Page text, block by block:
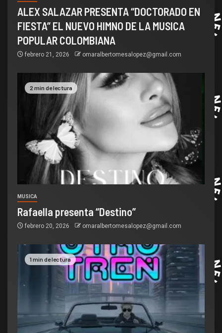
ALEX SALAZAR PRESENTA “DOCTORADO EN
FIESTA” EL NUEVO HIMNO DE LA MUSICA
POPULAR COLOMBIANA
febrero 21, 2026 omaralbertomesalopez@gmail.com
2 min de lectura
MUSICA
Rafaella presenta “Destino”
febrero 20, 2026 omaralbertomesalopez@gmail.com
1 min de lectura